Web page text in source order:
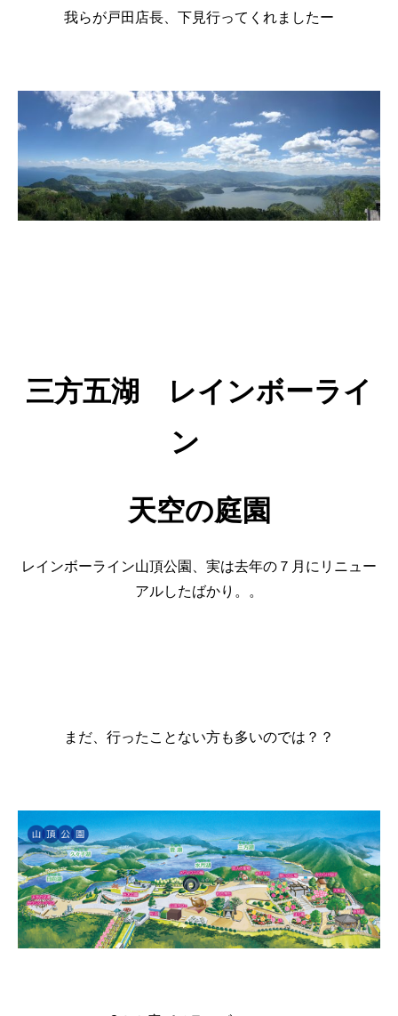
我らが戸田店長、下見行ってくれましたー
三方五湖 レインボーライ
ン
天空の庭園
レインボーライン山頂公園、実は去年の７月にリニュー
アルしたばかり。。
まだ、行ったことない方も多いのでは？？